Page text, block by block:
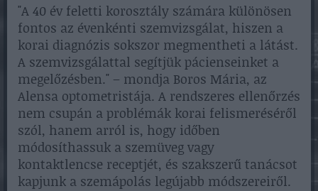
"A 40 év feletti korosztály számára különösen
fontos az évenkénti szemvizsgálat, hiszen a
korai diagnózis sokszor megmentheti a látást.
A szemvizsgálattal segítjük pácienseinket a
megelőzésben." – mondja Boros Mária, az
Alensa optometristája. A rendszeres ellenőrzés
nem csupán a problémák korai felismeréséről
szól, hanem arról is, hogy időben
módosíthassuk a szemüveg vagy
kontaktlencse receptjét, és szakszerű tanácsot
kapjunk a szemápolás legújabb módszereiről.